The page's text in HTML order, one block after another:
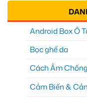
Android Box Ô
Bọc ghế da
Cách Âm
Cảm Biến &